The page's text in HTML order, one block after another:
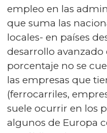
empleo en las
que suma las
locales- en países
desarrollo avanzado
porcentaje no se
las empresas que
(ferrocarriles,
suele ocurrir en los
algunos de Europa